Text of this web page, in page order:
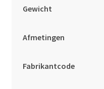
Gewicht
Afmetingen
Fabrikantcode